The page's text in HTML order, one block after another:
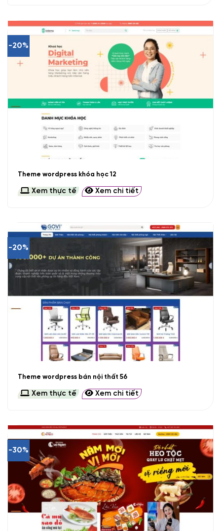
-20%
Theme wordpress khóa học 12
Xem thực tế Xem chi tiết
-20%
Theme wordpress bán nội thất 56
Xem thực tế Xem chi tiết
-30%